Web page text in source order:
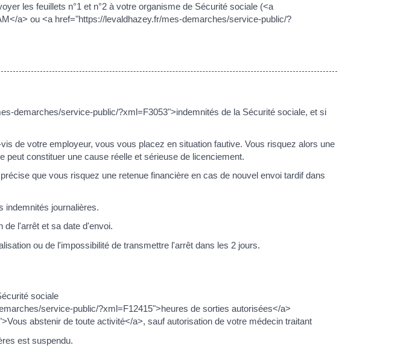
les feuillets n°1 et n°2 à votre organisme de Sécurité sociale (<a
a> ou <a href="https://levaldhazey.fr/mes-demarches/service-public/?
demarches/service-public/?xml=F3053">indemnités de la Sécurité sociale, et si
de votre employeur, vous vous placez en situation fautive. Vous risquez alors une
constituer une cause réelle et sérieuse de licenciement.
que vous risquez une retenue financière en cas de nouvel envoi tardif dans
indemnités journalières.
de l'arrêt et sa date d'envoi.
ou de l'impossibilité de transmettre l'arrêt dans les 2 jours.
sociale
service-public/?xml=F12415">heures de sorties autorisées</a>
abstenir de toute activité</a>, sauf autorisation de votre médecin traitant
est suspendu.